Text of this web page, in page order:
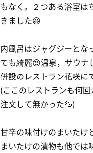
もなく。２つある浴室は
きました😆
内風呂はジャグジーとな
ても綺麗😍温泉，サウナ
併設のレストラン花咲に
(ここのレストランも何
注文して無かった💦)
甘辛の味付けのまいた
まいたけの漬物も他で